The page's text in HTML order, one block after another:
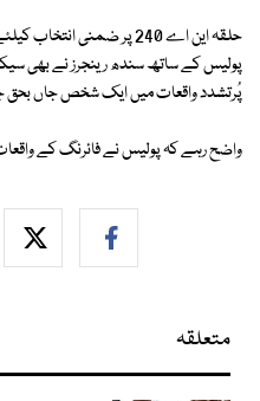
حلقہ این اے 240 پر ضمنی
پولیس کے ساتھ سندھ رینجرز نے بھی
پُرتشدد واقعات میں ایک شخص جاں بحق جبکہ 7 افراد زخمی
واضح رہے کہ پولیس نے فائرنگ کے واقعات میں 5 افراد کو حراست
متعلقہ